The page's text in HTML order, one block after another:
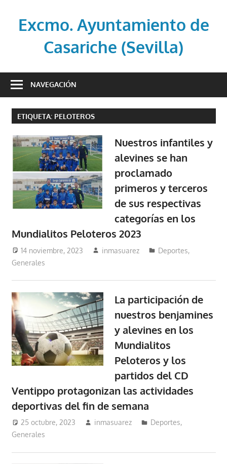
contenidoExcmo. Ayuntamiento de
Casariche (Sevilla)
oficial
Ayuntamiento
de
Casariche
(Sevilla)
NAVEGACIÓN
ETIQUETA: PELOTEROS
Nuestros infantiles y
alevines se han
proclamado
primeros y terceros
de sus respectivas
categorías en los
Mundialitos Peloteros 2023
14 noviembre, 2023 inmasuarez Deportes,
Generales
La participación de
nuestros benjamines
y alevines en los
Mundialitos
Peloteros y los
partidos del CD
Ventippo protagonizan las actividades
deportivas del fin de semana
25 octubre, 2023 inmasuarez Deportes,
Generales